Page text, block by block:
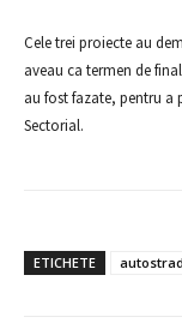
Cele trei proiecte au
aveau ca termen de
au fost fazate, pentru
Sectorial.
ETICHETE